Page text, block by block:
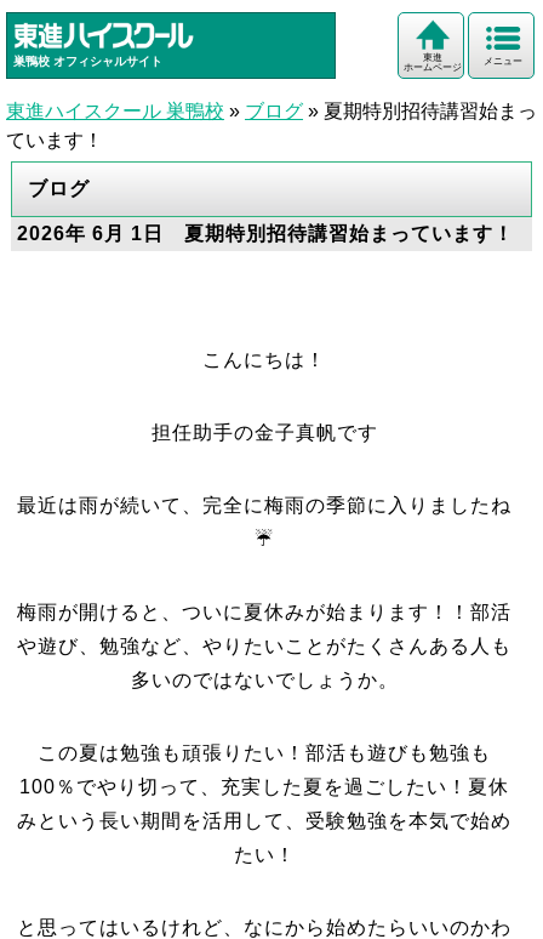
巣鴨校 オフィシャルサイト メニュー
東進
ホームページ
東進ハイスクール 巣鴨校 » ブログ » 夏期特別招待講習始まっ
ています！
ブログ
2026年 6月 1日 夏期特別招待講習始まっています！
こんにちは！
担任助手の金子真帆です
最近は雨が続いて、完全に梅雨の季節に入りましたね
☔
梅雨が開けると、ついに夏休みが始まります！！部活
や遊び、勉強など、やりたいことがたくさんある人も
多いのではないでしょうか。
この夏は勉強も頑張りたい！部活も遊びも勉強も
100％でやり切って、充実した夏を過ごしたい！夏休
みという長い期間を活用して、受験勉強を本気で始め
たい！
と思ってはいるけれど、なにから始めたらいいのかわ